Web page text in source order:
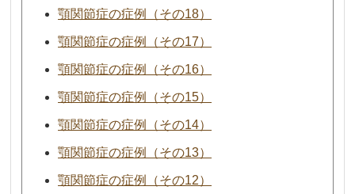
顎関節症の症例（その18）
顎関節症の症例（その17）
顎関節症の症例（その16）
顎関節症の症例（その15）
顎関節症の症例（その14）
顎関節症の症例（その13）
顎関節症の症例（その12）